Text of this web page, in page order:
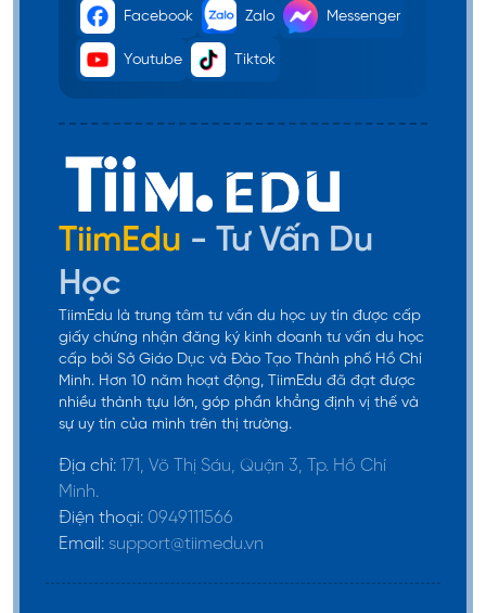
Facebook Zalo Messenger
Youtube Tiktok
TiimEdu - Tư Vấn Du
Học
TiimEdu là trung tâm tư vấn du học uy tín được cấp
giấy chứng nhận đăng ký kinh doanh tư vấn du học
cấp bởi Sở Giáo Dục và Đào Tạo Thành phố Hồ Chí
Minh. Hơn 10 năm hoạt động, TiimEdu đã đạt được
nhiều thành tựu lớn, góp phần khẳng định vị thế và
sự uy tín của mình trên thị trường.
Địa chỉ: 171, Võ Thị Sáu, Quận 3, Tp. Hồ Chí
Minh.
Điện thoại: 0949111566
Email: support@tiimedu.vn